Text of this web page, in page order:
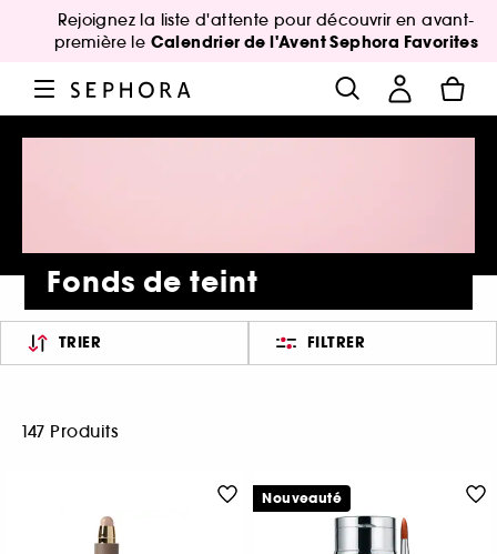
Rejoignez la liste d'attente pour découvrir en avant-
première le Calendrier de l'Avent Sephora Favorites
Fonds de teint
TRIER FILTRER
147 Produits
Nouveauté